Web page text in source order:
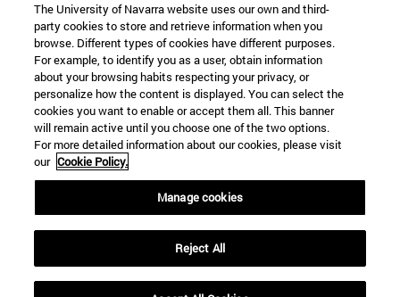
The University of Navarra website uses our own and third-
party cookies to store and retrieve information when you
browse. Different types of cookies have different purposes.
For example, to identify you as a user, obtain information
about your browsing habits respecting your privacy, or
personalize how the content is displayed. You can select the
cookies you want to enable or accept them all. This banner
will remain active until you choose one of the two options.
For more detailed information about our cookies, please visit
our Cookie Policy.
Manage cookies
Reject All